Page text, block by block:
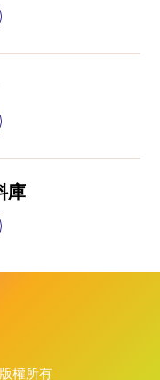
庫
權所有